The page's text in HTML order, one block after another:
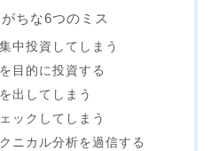
ちな6つのミス
中投資してしまう
目的に投資する
出してしまう
ックしてしまう
ニカル分析を過信する